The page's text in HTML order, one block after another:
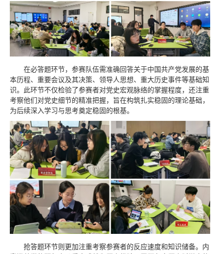
在必答题环节，参赛队伍需准确回答关于中国共产党发展的基
本历程、重要会议及其决策、领导人思想、重大历史事件等基础知
识。此环节不仅检验了参赛者对党史宏观脉络的掌握程度，还注重
考察他们对党史细节的精准把握，旨在构筑扎实稳固的理论基础，
为后续深入学习与思考奠定稳固的根基。
抢答题环节则更加注重考察参赛者的反应速度和知识储备。内